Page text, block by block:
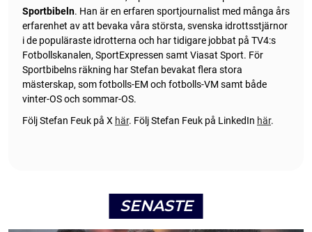
Sportbibeln. Han är en erfaren sportjournalist med många års
erfarenhet av att bevaka våra största, svenska idrottsstjärnor
i de populäraste idrotterna och har tidigare jobbat på TV4:s
Fotbollskanalen, SportExpressen samt Viasat Sport. För
Sportbibelns räkning har Stefan bevakat flera stora
mästerskap, som fotbolls-EM och fotbolls-VM samt både
vinter-OS och sommar-OS.
Följ Stefan Feuk på X här. Följ Stefan Feuk på LinkedIn här.
SENASTE